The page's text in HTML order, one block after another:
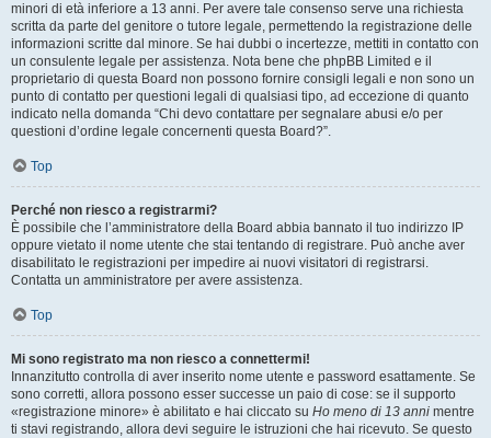
minori di età inferiore a 13 anni. Per avere tale consenso serve una richiesta
scritta da parte del genitore o tutore legale, permettendo la registrazione delle
informazioni scritte dal minore. Se hai dubbi o incertezze, mettiti in contatto con
un consulente legale per assistenza. Nota bene che phpBB Limited e il
proprietario di questa Board non possono fornire consigli legali e non sono un
punto di contatto per questioni legali di qualsiasi tipo, ad eccezione di quanto
indicato nella domanda “Chi devo contattare per segnalare abusi e/o per
questioni d’ordine legale concernenti questa Board?”.
Top
Perché non riesco a registrarmi?
È possibile che l’amministratore della Board abbia bannato il tuo indirizzo IP
oppure vietato il nome utente che stai tentando di registrare. Può anche aver
disabilitato le registrazioni per impedire ai nuovi visitatori di registrarsi.
Contatta un amministratore per avere assistenza.
Top
Mi sono registrato ma non riesco a connettermi!
Innanzitutto controlla di aver inserito nome utente e password esattamente. Se
sono corretti, allora possono esser successe un paio di cose: se il supporto
«registrazione minore» è abilitato e hai cliccato su Ho meno di 13 anni mentre
ti stavi registrando, allora devi seguire le istruzioni che hai ricevuto. Se questo